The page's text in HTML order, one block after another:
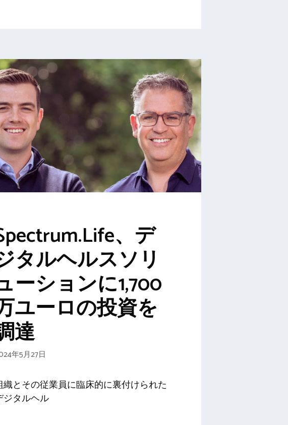
、デ
タルヘルスソリ
ーションに1,700
ユーロの投資を
達
年5月27日
織とその従業員に臨床的に裏付けられた
ジタルヘル